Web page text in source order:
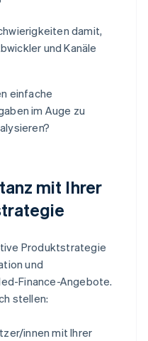
damit,
und Kanäle
einfache
im Auge zu
mit Ihrer
Produktstrategie
und
Finance-Angebote.
stellen:
innen mit Ihrer